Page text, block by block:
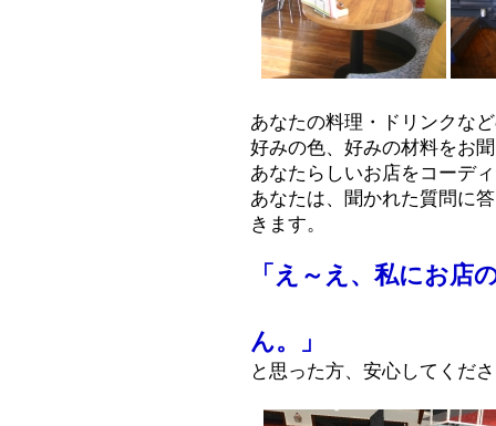
あなたの料理・ドリンクな
好みの色、好みの材料をお
あなたらしいお店をコーデ
あなたは、聞かれた質問に
きます。
「え～え、私にお店
ん。」
と思った方、安心してくだ